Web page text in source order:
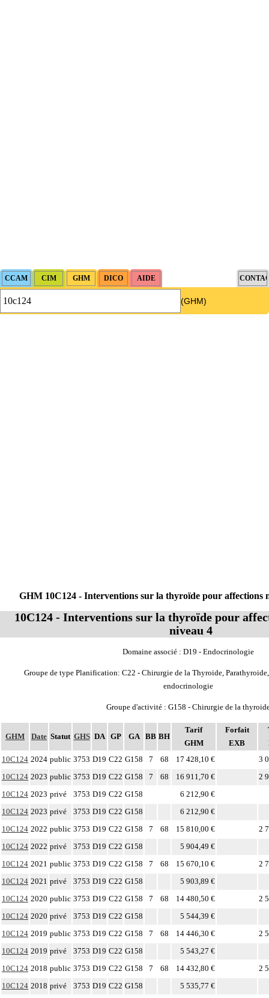
(GHM)
GHM Date Statut GHS DA GP GA BB BH
Tarif
GHM
Forfait
EXB
10C124 2024 public 3753 D19 C22 G158 7 68 17 428,10 €
3
10C124 2023 public 3753 D19 C22 G158 7 68 16 911,70 €
2
10C124 2023 privé 3753 D19 C22 G158
6 212,90 €
10C124 2023 privé 3753 D19 C22 G158
6 212,90 €
10C124 2022 public 3753 D19 C22 G158 7 68 15 810,00 €
2
10C124 2022 privé 3753 D19 C22 G158
5 904,49 €
10C124 2021 public 3753 D19 C22 G158 7 68 15 670,10 €
2
10C124 2021 privé 3753 D19 C22 G158
5 903,89 €
10C124 2020 public 3753 D19 C22 G158 7 68 14 480,50 €
2
10C124 2020 privé 3753 D19 C22 G158
5 544,39 €
10C124 2019 public 3753 D19 C22 G158 7 68 14 446,30 €
2
10C124 2019 privé 3753 D19 C22 G158
5 543,27 €
10C124 2018 public 3753 D19 C22 G158 7 68 14 432,80 €
2
10C124 2018 privé 3753 D19 C22 G158
5 535,77 €
GHM 10C124 - Interventions sur la thyroïde pour affections
10C124 - Interventions sur la thyroïde pour
niveau 4
Domaine associé : D19 - Endocrinologie
Groupe de type Planification: C22 - Chirurgie de la Thyroide,
endocrinologie
Groupe d'activité : G158 - Chirurgie de la